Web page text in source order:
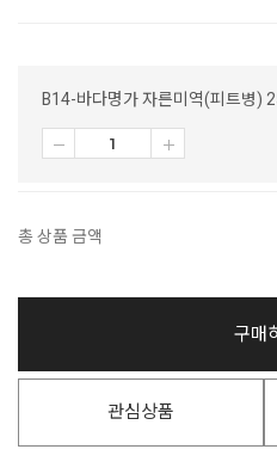
B14-바다명가 자른미역(피트병)
총 상품 금액
구매
관심상품